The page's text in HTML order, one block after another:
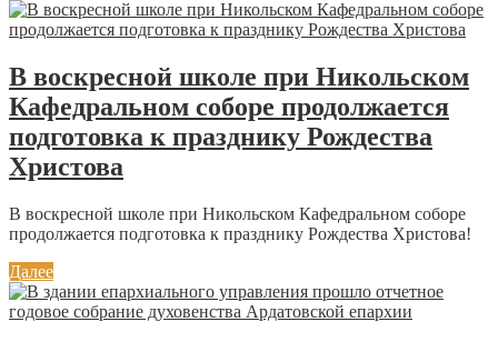
В воскресной школе при Никольском
Кафедральном соборе продолжается
подготовка к празднику Рождества
Христова
В воскресной школе при Никольском Кафедральном соборе
продолжается подготовка к празднику Рождества Христова!
Далее